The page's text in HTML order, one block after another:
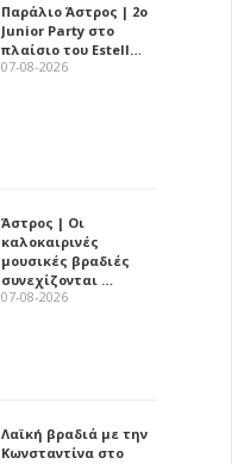
Παράλιο Άστρος | 2ο
Junior Party στο
πλαίσιο του Estell…
07-08-2026
Άστρος | Οι
καλοκαιρινές
μουσικές βραδιές
συνεχίζονται …
07-08-2026
Λαϊκή βραδιά με την
Κωνσταντίνα στο